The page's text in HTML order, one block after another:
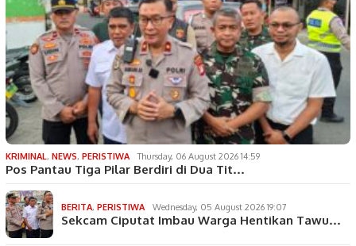
KRIMINAL, NEWS, PERISTIWA Thursday, 06 August 2026 14:59
Pos Pantau Tiga Pilar Berdiri di Dua Tit…
BERITA, PERISTIWA Wednesday, 05 August 2026 19:07
Sekcam Ciputat Imbau Warga Hentikan Tawu…